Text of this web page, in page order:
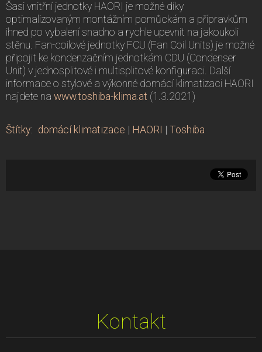
Šasi vnitřní jednotky HAORI je možné díky
optimalizovaným montážním pomůckám a přípravkům
ihned po vybalení snadno a rychle upevnit na jakoukoli
stěnu. Fan-coilové jednotky FCU (Fan Coil Units) je možné
připojit ke kondenzačním jednotkám CDU (Condenser
Unit) v jednosplitové i multisplitové konfiguraci. Další
informace o stylové a výkonné domácí klimatizaci HAORI
najdete na www.toshiba-klima.at (1.3.2021)
Štítky: domácí klimatizace HAORI Toshiba
Kontakt